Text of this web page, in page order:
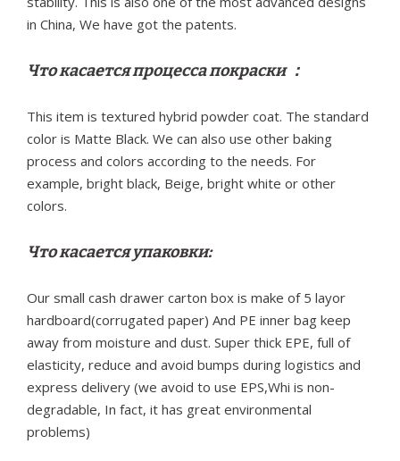
in China, We have got the patents.
Что касается процесса покраски ：
This item is textured hybrid powder coat. The standard
color is Matte Black. We can also use other baking
process and colors according to the needs. For
example, bright black, Beige, bright white or other
colors.
Что касается упаковки:
Our small cash drawer carton box is make of 5 layor
hardboard(corrugated paper) And PE inner bag keep
away from moisture and dust. Super thick EPE, full of
elasticity, reduce and avoid bumps during logistics and
express delivery (we avoid to use EPS,Whi is non-
degradable, In fact, it has great environmental
problems)